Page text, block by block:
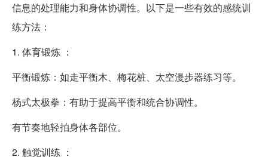
信息的处理能力和身体协调性。以下是一些有效的感统训
练方法：
1. 体育锻炼 ：
平衡锻炼：如走平衡木、梅花桩、太空漫步器练习等。
杨式太极拳：有助于提高平衡和统合协调性。
有节奏地轻拍身体各部位。
2. 触觉训练 ：